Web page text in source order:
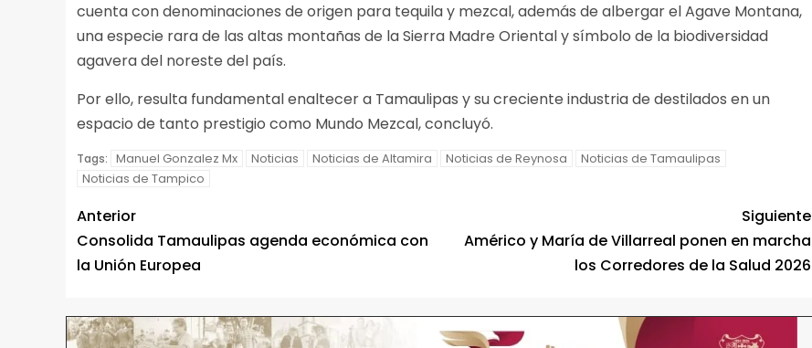
cuenta con denominaciones de origen para tequila y mezcal, además de albergar el Agave Montana,
una especie rara de las altas montañas de la Sierra Madre Oriental y símbolo de la biodiversidad
agavera del noreste del país.
Por ello, resulta fundamental enaltecer a Tamaulipas y su creciente industria de destilados en un
espacio de tanto prestigio como Mundo Mezcal, concluyó.
Tags: Manuel Gonzalez Mx Noticias Noticias de Altamira Noticias de Reynosa
Noticias de Tamaulipas
Noticias de Tampico
Anterior
Consolida Tamaulipas agenda económica con
la Unión Europea
Siguiente
Américo y María de Villarreal ponen en marcha
los Corredores de la Salud 2026